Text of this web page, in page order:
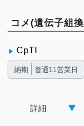
コメ(遺伝子組
CpTI
納期 普通11営業日
詳細